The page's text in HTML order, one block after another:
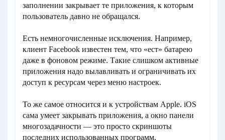
заполнении закрывает те приложения, к которым
пользователь давно не обращался.
Есть немногочисленные исключения. Например,
клиент Facebook известен тем, что «ест» батарею
даже в фоновом режиме. Такие слишком активные
приложения надо вылавливать и ограничивать их
доступ к ресурсам через меню настроек.
То же самое относится и к устройствам Apple. iOS
сама умеет закрывать приложения, а окно панели
многозадачности — это просто скриншоты
последних использованных программ.